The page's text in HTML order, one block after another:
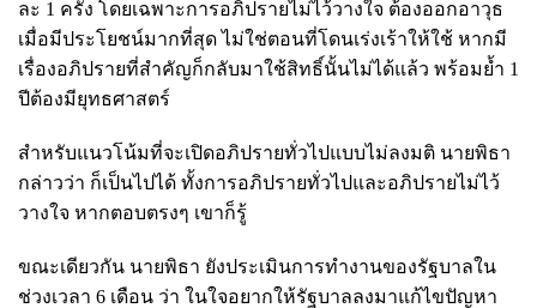
ละ 1 ครั้ง โดยเฉพาะการอภิปรายไม่ไว้วางใจ ต้องออกอาวุธ
เมื่อมีประโยชน์มากที่สุด ไม่ใช่ตอนที่โดนเร่งเร้าให้ใช้ หากมี
เรื่องอภิปรายที่สำคัญก็กลับมาใช้สิทธิ์นั้นไม่ได้แล้ว พร้อมย้ำ 1
ปีต้องมียุทธศาสตร์
สำหรับแนวโน้มที่จะเปิดอภิปรายทั่วไปแบบไม่ลงมติ นายพิธา
กล่าวว่า ก็เป็นไปได้ ทั้งการอภิปรายทั่วไปและอภิปรายไม่ไว้
วางใจ หากตอบตรงๆ เขาก็รู้
ขณะเดียวกัน นายพิธา ยังประเมินการทำงานของรัฐบาลใน
ช่วงเวลา 6 เดือน ว่า ในใจอยากให้รัฐบาลลงมาแก้ไขปัญหา